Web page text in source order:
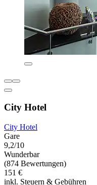
City Hotel
City Hotel
Gare
9,2/10
Wunderbar
(874 Bewertungen)
151 €
inkl. Steuern & Gebühren